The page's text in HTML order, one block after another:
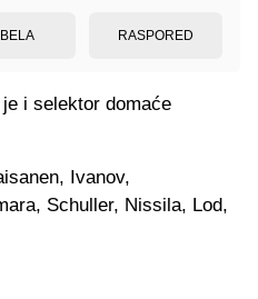
RASPORED
i selektor domaće
Ivanov,
Schuller, Nissila, Lod,